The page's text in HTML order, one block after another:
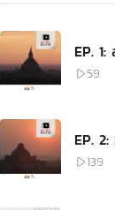
EP.
59
EP.
139